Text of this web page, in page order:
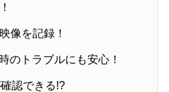
像を記録！
のトラブルにも安心！
認できる!?